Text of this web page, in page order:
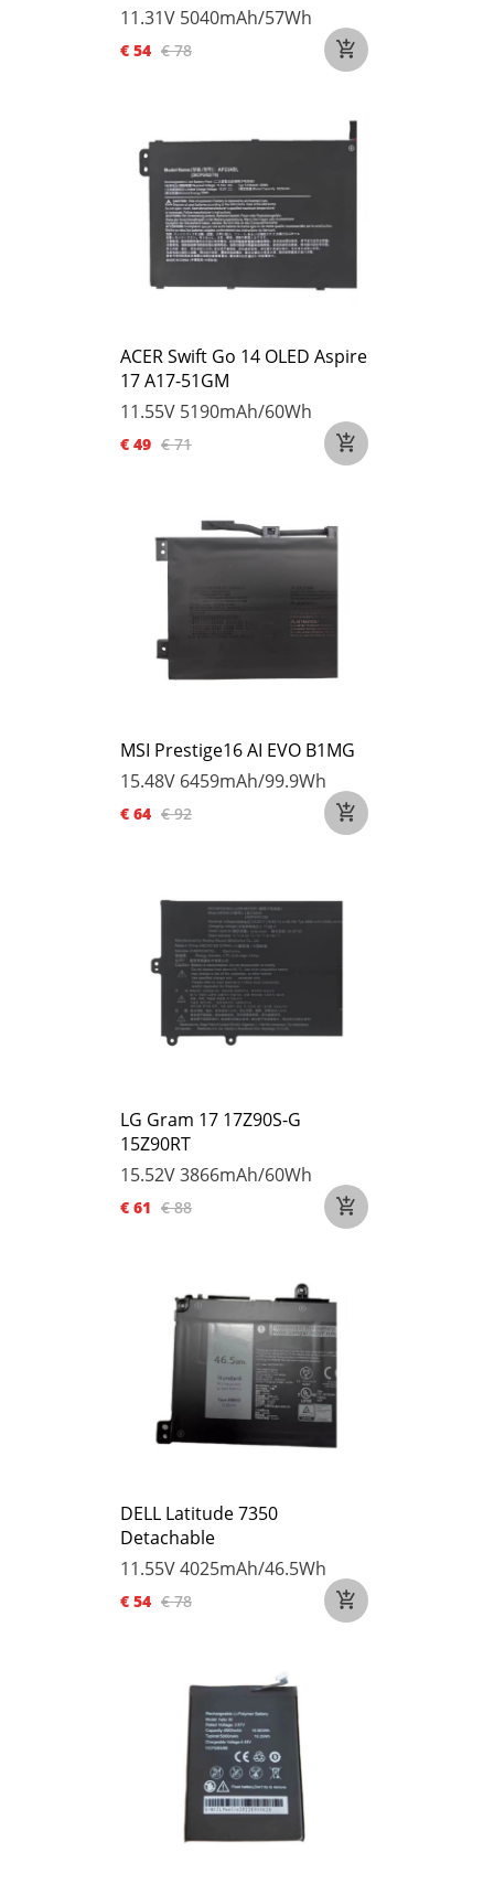
11.31V 5040mAh/57Wh
€ 54 € 78
ACER Swift Go 14 OLED Aspire
17 A17-51GM
11.55V 5190mAh/60Wh
€ 49 € 71
MSI Prestige16 AI EVO B1MG
15.48V 6459mAh/99.9Wh
€ 64 € 92
LG Gram 17 17Z90S-G
15Z90RT
15.52V3866mAh/60Wh
€ 61 € 88
DELL Latitude 7350
Detachable
11.55V4025mAh/46.5Wh
€ 54 € 78